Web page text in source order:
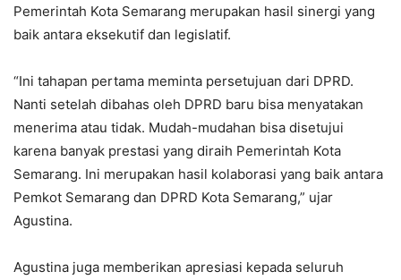
Pemerintah Kota Semarang merupakan hasil sinergi yang
baik antara eksekutif dan legislatif.
“Ini tahapan pertama meminta persetujuan dari DPRD.
Nanti setelah dibahas oleh DPRD baru bisa menyatakan
menerima atau tidak. Mudah-mudahan bisa disetujui
karena banyak prestasi yang diraih Pemerintah Kota
Semarang. Ini merupakan hasil kolaborasi yang baik antara
Pemkot Semarang dan DPRD Kota Semarang,” ujar
Agustina.
Agustina juga memberikan apresiasi kepada seluruh